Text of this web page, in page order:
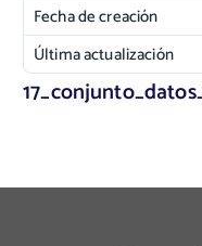
Fecha de creación
Última actualización